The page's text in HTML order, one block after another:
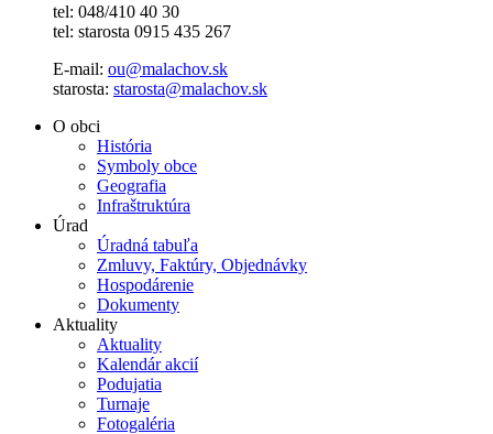
tel: 048/410 40 30
tel: starosta 0915 435 267
E-mail: ou@malachov.sk
starosta: starosta@malachov.sk
O obci
História
Symboly obce
Geografia
Infraštruktúra
Úrad
Úradná tabuľa
Zmluvy, Faktúry, Objednávky
Hospodárenie
Dokumenty
Aktuality
Aktuality
Kalendár akcií
Podujatia
Turnaje
Fotogaléria